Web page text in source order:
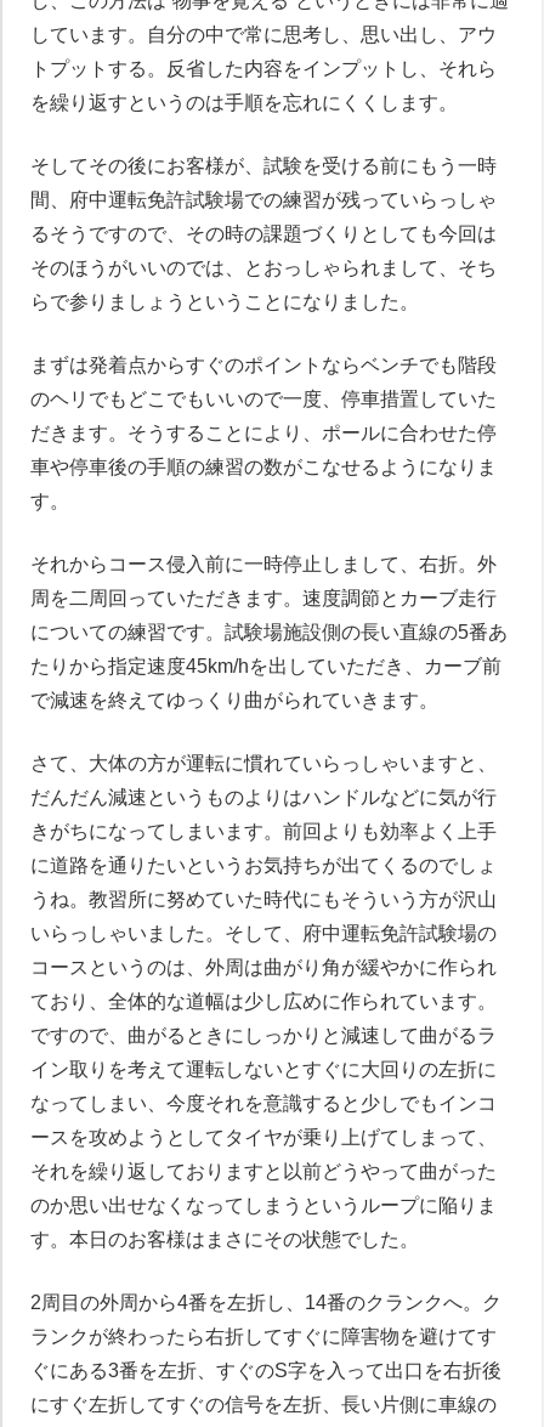
しています。自分の中で常に思考し、思い出し、アウ
トプットする。反省した内容をインプットし、それら
を繰り返すというのは手順を忘れにくくします。
そしてその後にお客様が、試験を受ける前にもう一時
間、府中運転免許試験場での練習が残っていらっしゃ
るそうですので、その時の課題づくりとしても今回は
そのほうがいいのでは、とおっしゃられまして、そち
らで参りましょうということになりました。
まずは発着点からすぐのポイントならベンチでも階段
のヘリでもどこでもいいので一度、停車措置していた
だきます。そうすることにより、ポールに合わせた停
車や停車後の手順の練習の数がこなせるようになりま
す。
それからコース侵入前に一時停止しまして、右折。外
周を二周回っていただきます。速度調節とカーブ走行
についての練習です。試験場施設側の長い直線の5番あ
たりから指定速度45km/hを出していただき、カーブ前
で減速を終えてゆっくり曲がられていきます。
さて、大体の方が運転に慣れていらっしゃいますと、
だんだん減速というものよりはハンドルなどに気が行
きがちになってしまいます。前回よりも効率よく上手
に道路を通りたいというお気持ちが出てくるのでしょ
うね。教習所に努めていた時代にもそういう方が沢山
いらっしゃいました。そして、府中運転免許試験場の
コースというのは、外周は曲がり角が緩やかに作られ
ており、全体的な道幅は少し広めに作られています。
ですので、曲がるときにしっかりと減速して曲がるラ
イン取りを考えて運転しないとすぐに大回りの左折に
なってしまい、今度それを意識すると少しでもインコ
ースを攻めようとしてタイヤが乗り上げてしまって、
それを繰り返しておりますと以前どうやって曲がった
のか思い出せなくなってしまうというループに陥りま
す。本日のお客様はまさにその状態でした。
2周目の外周から4番を左折し、14番のクランクへ。ク
ランクが終わったら右折してすぐに障害物を避けてす
ぐにある3番を左折、すぐのS字を入って出口を右折後
にすぐ左折してすぐの信号を左折、長い片側に車線の